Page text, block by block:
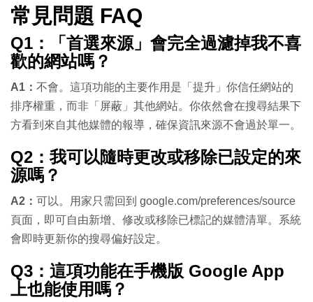
常見問題 FAQ
Q1：「首選來源」會完全過濾掉我不喜
歡的網站嗎？
A1： 不會。這項功能的主要作用是「提升」你信任網站的
排序權重，而非「屏蔽」其他網站。你依然會在搜尋結果下
方看到來自其他媒體的報導，確保資訊來源不會過於單一。
Q2：我可以隨時更改或移除已設定的來
源嗎？
A2： 可以。用家只需回到 google.com/preferences/source
頁面，即可自由新增、修改或移除已標記的媒體清單。系統
會即時更新你的搜尋偏好設定。
Q3：這項功能在手機版 Google App
上也能使用嗎？